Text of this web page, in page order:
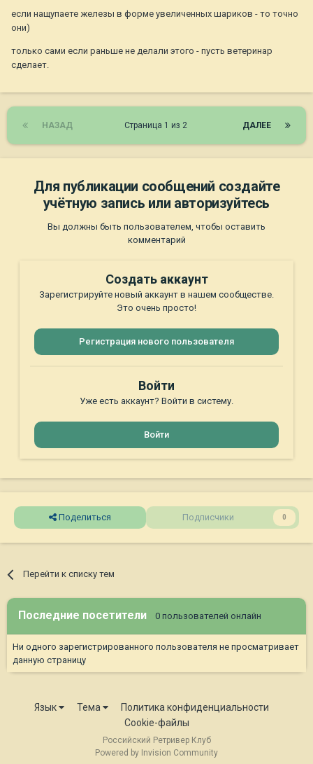
если нащупаете железы в форме увеличенных шариков - то точно
они)
только сами если раньше не делали этого - пусть ветеринар
сделает.
НАЗАД ДАЛЕЕ
Страница 1 из 2
Для публикации сообщений создайте
учётную запись или авторизуйтесь
Вы должны быть пользователем, чтобы оставить
комментарий
Создать аккаунт
Зарегистрируйте новый аккаунт в нашем сообществе.
Это очень просто!
Регистрация нового пользователя
Войти
Уже есть аккаунт? Войти в систему.
Войти
Поделиться Подписчики 0
Перейти к списку тем
Последние посетители 0 пользователей онлайн
Ни одного зарегистрированного пользователя не просматривает
данную страницу
Язык Тема
Политика конфиденциальности
Cookie-файлы
Российский Ретривер Клуб
Powered by Invision Community